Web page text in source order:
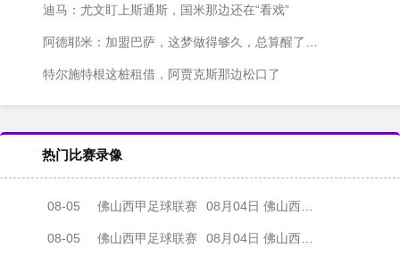
迪马：尤文盯上斯通斯，国米那边还在“看戏”
阿德耶米：加盟巴萨，这梦做得够久，总算醒了？不对，是成了！
特尔施特根这桩租借，阿贾克斯那边松口了
热门比赛录像
08-05 佛山西甲足球联赛 08月04日 佛山西甲足球联赛32强淘汰赛 肇庆恒骏成 VS 三七互娱 全场录像
08-05 佛山西甲足球联赛 08月04日 佛山西甲足球联赛32强淘汰赛 广东西南建设 VS 香港圣徒 全场录像